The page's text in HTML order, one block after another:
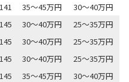
35～45万円
30～40万円
30～40万円
25～35万円
30～40万円
25～35万円
30～40万円
25～35万円
35～45万円
30～40万円